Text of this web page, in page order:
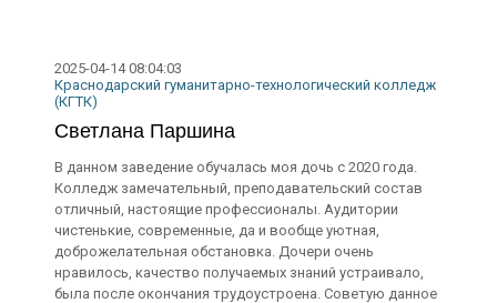
2025-04-14 08:04:03
Краснодарский гуманитарно-технологический колледж
(КГТК)
Светлана Паршина
В данном заведение обучалась моя дочь с 2020 года.
Колледж замечательный, преподавательский состав
отличный, настоящие профессионалы. Аудитории
чистенькие, современные, да и вообще уютная,
доброжелательная обстановка. Дочери очень
нравилось, качество получаемых знаний устраивало,
была после окончания трудоустроена. Советую данное